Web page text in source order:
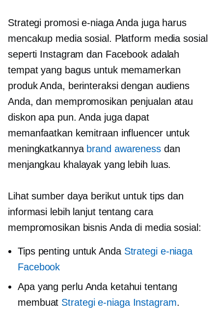
Strategi promosi e-niaga Anda juga harus
mencakup media sosial. Platform media sosial
seperti Instagram dan Facebook adalah
tempat yang bagus untuk memamerkan
produk Anda, berinteraksi dengan audiens
Anda, dan mempromosikan penjualan atau
diskon apa pun. Anda juga dapat
memanfaatkan kemitraan influencer untuk
meningkatkannya brand awarenessdan
menjangkau khalayak yang lebih luas.
Lihat sumber daya berikut untuk tips dan
informasi lebih lanjut tentang cara
mempromosikan bisnis Anda di media sosial:
Tips penting untuk Anda Strategi e-niaga
Facebook
Apa yang perlu Anda ketahui tentang
membuat Strategi e-niaga Instagram.